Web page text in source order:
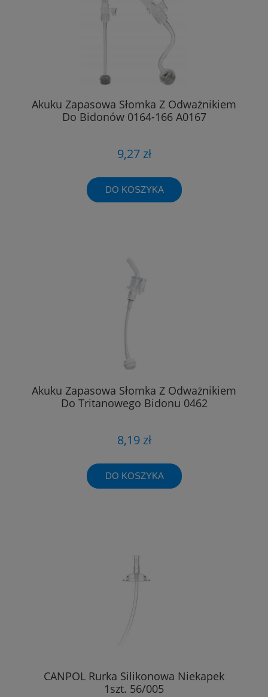
Akuku Zapasowa Słomka Z Odważnikiem
Do Bidonów 0164-166 A0167
9,27 zł
DO KOSZYKA
Akuku Zapasowa Słomka Z Odważnikiem
Do Tritanowego Bidonu 0462
8,19 zł
DO KOSZYKA
CANPOL Rurka Silikonowa Niekapek
1szt. 56/005